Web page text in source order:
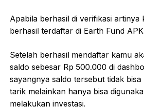
Apabila berhasil di verifikasi artinya
berhasil terdaftar di Earth Fund
Setelah berhasil mendaftar kamu
saldo sebesar Rp 500.000 di
sayangnya saldo tersebut tidak
tarik melainkan hanya bisa
melakukan investasi.